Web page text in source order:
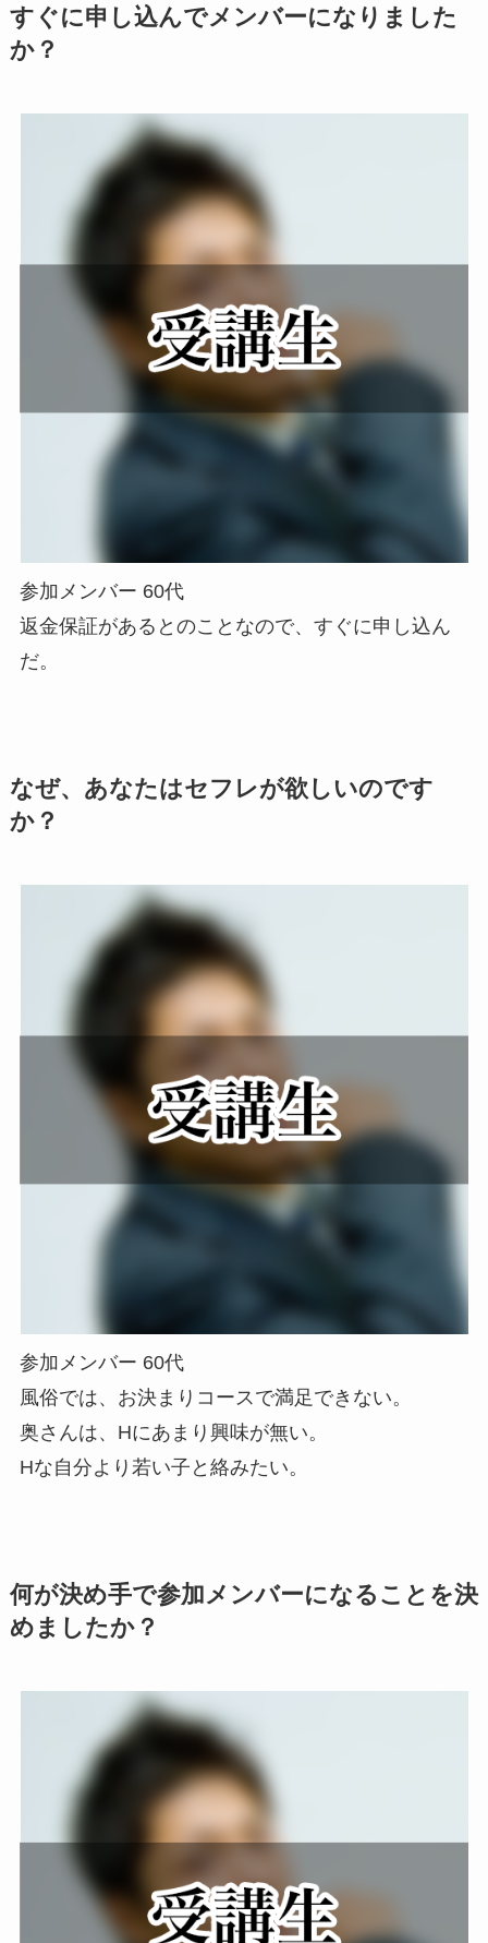
すぐに申し込んでメンバーになりました
か？
参加メンバー 60代
返金保証があるとのことなので、すぐに申し込ん
だ。
なぜ、あなたはセフレが欲しいのです
か？
参加メンバー 60代
風俗では、お決まりコースで満足できない。
奥さんは、Hにあまり興味が無い。
Hな自分より若い子と絡みたい。
何が決め手で参加メンバーになることを決
めましたか？